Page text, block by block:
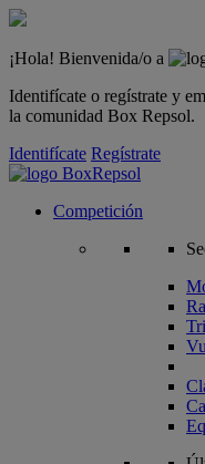
¡Hola! Bienvenida/o a
Identifícate o regístrate y
la comunidad Box Repsol.
Identifícate Regístrate
Competición